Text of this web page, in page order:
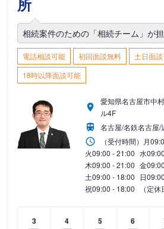
所
相続案件のための「相続チーム」が
電話相談可能 初回面談無料
土日面
18時以降面談可能
愛知県名古屋市中
ル4F
名古屋/名鉄名古屋/
（受付時間） 月
火09:00 - 21:00 水
木09:00 - 21:00 金
土09:00 - 18:00 日
祝09:00 - 18:00 （定
3
4
5
6